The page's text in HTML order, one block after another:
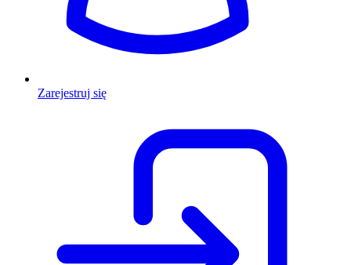
Zarejestruj się